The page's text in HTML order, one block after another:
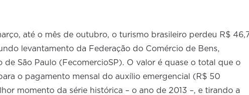
até o mês de outubro, o turismo brasileiro perdeu R$
levantamento da Federação do Comércio de Bens,
de São Paulo (FecomercioSP). O valor é quase o total que o
o pagamento mensal do auxílio emergencial (R$ 50
momento da série histórica – o ano de 2013 –, e tirando a